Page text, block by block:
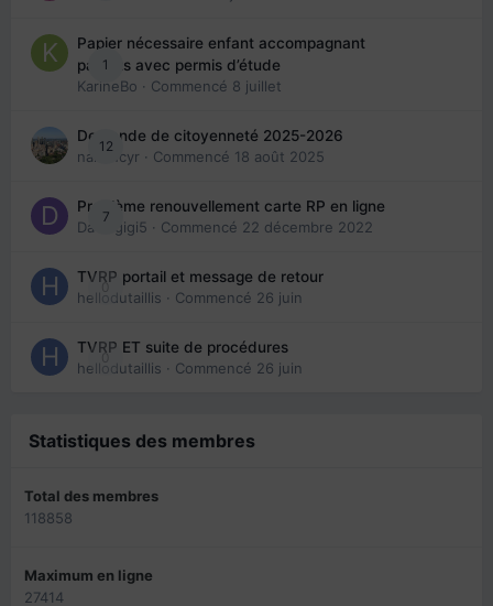
1
Papier nécessaire enfant accompagnant
parents avec permis d’étude
KarineBo · Commencé 8 juillet
12
Demande de citoyenneté 2025-2026
nanancyr · Commencé 18 août 2025
7
Problème renouvellement carte RP en ligne
Davidgigi5 · Commencé 22 décembre 2022
0
TVRP portail et message de retour
hellodutaillis · Commencé 26 juin
0
TVRP ET suite de procédures
hellodutaillis · Commencé 26 juin
Statistiques des membres
Total des membres
118858
Maximum en ligne
27414